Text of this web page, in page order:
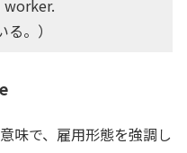
worker.
。）
味で、雇用形態を強調し